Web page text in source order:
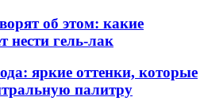
об этом: какие
нести гель-лак
яркие оттенки, которые
палитру